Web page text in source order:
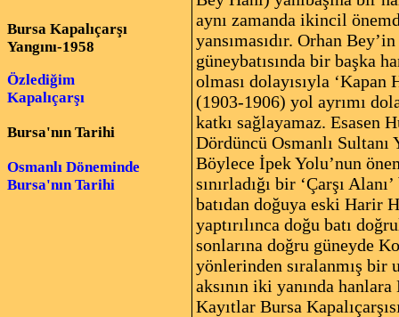
Bursa Kapalıçarşı
Yangını-1958
Özlediğim
Kapalıçarşı
Bursa'nın Tarihi
Osmanlı Döneminde
Bursa'nın Tarihi
aynı zamanda ikincil
yansımasıdır. Orhan
güneybatısında bir başka
olması dolayısıyla ‘Kapan
(1903-1906) yol ayrımı
katkı sağlayamaz. Esasen
Dördüncü Osmanlı Sultanı
Böylece İpek Yolu’nun
sınırladığı bir ‘Çarşı
batıdan doğuya eski Harir
yaptırılınca doğu batı
sonlarına doğru güneyde
yönlerinden sıralanmış bir
aksının iki yanında
Kayıtlar Bursa